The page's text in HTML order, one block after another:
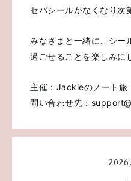
セパシールがなくなり次
みなさまと一緒に、シー
過ごせることを楽しみに
主催：Jackieのノート旅
問い合わせ先：
2026